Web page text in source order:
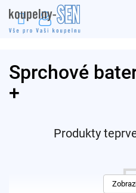
na
obsah
Sprchové
+
Produkty